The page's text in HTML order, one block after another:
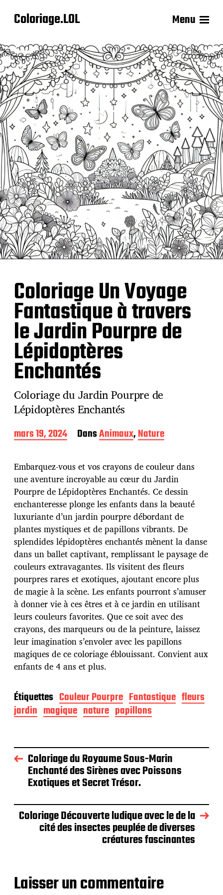
Coloriage.LOL Menu
Coloriage Un Voyage
Fantastique à travers
le Jardin Pourpre de
Lépidoptères
Enchantés
Coloriage du Jardin Pourpre de
Lépidoptères Enchantés
D
a
e
d
e
p
u
b
l
i
c
a
t
i
o
n
mars 19, 2024 DansAnimaux,Nature
Embarquez-vous et vos crayons de couleur dans
une aventure incroyable au cœur du Jardin
Pourpre de Lépidoptères Enchantés. Ce dessin
enchanteresse plonge les enfants dans la beauté
luxuriante d’un jardin pourpre débordant de
plantes mystiques et de papillons vibrants. De
splendides lépidoptères enchantés mènent la danse
dans un ballet captivant, remplissant le paysage de
couleurs extravagantes. Ils visitent des fleurs
pourpres rares et exotiques, ajoutant encore plus
de magie à la scène. Les enfants pourront s’amuser
à donner vie à ces êtres et à ce jardin en utilisant
leurs couleurs favorites. Que ce soit avec des
crayons, des marqueurs ou de la peinture, laissez
leur imagination s’envoler avec les papillons
magiques de ce coloriage éblouissant. Convient aux
enfants de 4 ans et plus.
Étiquettes Couleur Pourpre Fantastique fleurs
jardin magique nature papillons
Coloriage du Royaume Sous-Marin
Enchanté des Sirènes avec Poissons
Exotiques et Secret Trésor.
Coloriage Découverte ludique avec le de la
cité des insectes peuplée de diverses
créatures fascinantes
Laisser un commentaire